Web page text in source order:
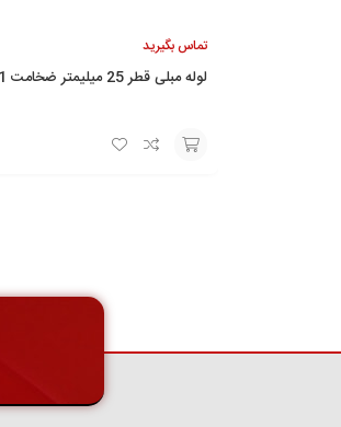
تماس بگیرید
لوله مبلی قطر 25 میلیمتر ضخامت 1